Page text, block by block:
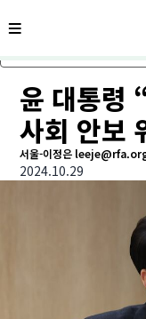
메인 콘텐츠로 건너
메뉴
윤 대통령
사회 안보
서울-이정은
2024.10.29